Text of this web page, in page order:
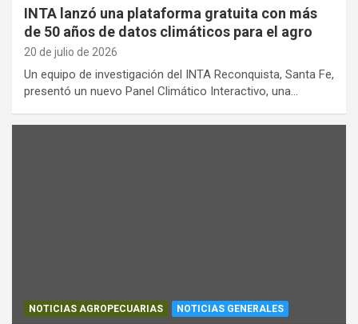
INTA lanzó una plataforma gratuita con más
de 50 años de datos climáticos para el agro
20 de julio de 2026
Un equipo de investigación del INTA Reconquista, Santa Fe,
presentó un nuevo Panel Climático Interactivo, una…
NOTICIAS AGROPECUARIAS NOTICIAS GENERALES